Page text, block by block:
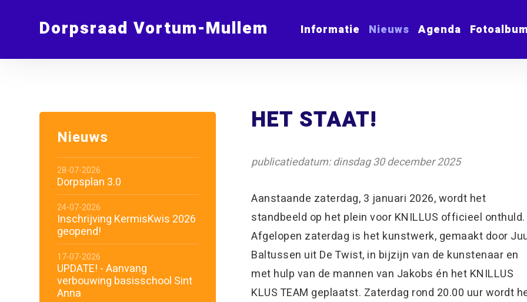
Dorpsraad Vortum-Mullem Informatie Nieuws Agenda
HET STAAT!
publicatiedatum: dinsdag 30 december 2025
Aanstaande zaterdag, 3 januari 2026, wordt het
standbeeld op het plein voor KNILLUS officieel onthuld.
Afgelopen zaterdag is het kunstwerk, gemaakt door
Baltussen uit De Twist, in bijzijn van de kunstenaar en
met hulp van de mannen van Jakobs én het KNILLUS
KLUS TEAM geplaatst. Zaterdag rond 20.00 uur wordt
Nieuws
28-07-2026
Dorpsplan 3.0
24-07-2026
Inschrijving KermisKwis 2026
geopend!
17-07-2026
UPDATE! - Aanvang
verbouwing basisschool Sint
Anna